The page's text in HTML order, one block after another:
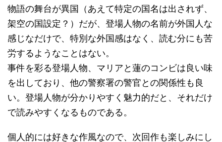
物語の舞台が異国（あえて特定の国名は出されず、
架空の国設定？）だが、登場人物の名前が外国人な
感じなだけで、特別な外国感はなく、読む分にも苦
労するようなことはない。
事件を彩る登場人物、マリアと蓮のコンビは良い味
を出しており、他の警察署の警官との関係性も良
い。登場人物が分かりやすく魅力的だと、それだけ
で読みやすくなるものである。
個人的には好きな作風なので、次回作も楽しみにし